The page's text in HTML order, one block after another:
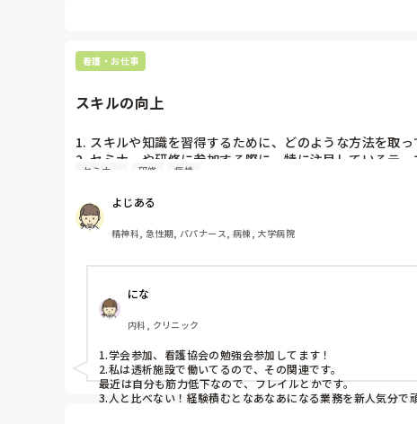
1. 合う人、合わない人のシフト調整だと思います(本当はそう
2. オープンスペースの職場でしたが、全ての情報をその日の
院にも繋がりました(これまでは担当患者さんのことは担当看護
看護・お仕事
スキルの向上
1. スキルや知識を習得するために、どのような方法を取っ
2. セミナーや研修に参加する際に、特に注目しているテー
セミナー 研修 病棟
よじある
精神科, 急性期, パパナース, 病棟, 大学病院
にな
内科, クリニック
1.学会参加、看護協会の勉強会参加してます！
2.私は透析施設で働いてるので、その関連です。
最近は自分も筋力低下なので、フレイルとかです。
3.人と比べない！経験積むとなあなあになる業務を新人気分で